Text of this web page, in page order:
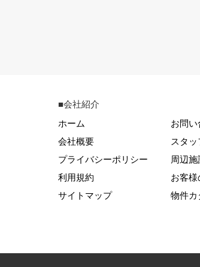
■会社紹介
ホーム
会社概要
プライバシーポリシー
利用規約
サイトマップ
お問
スタッ
周辺
お客様
物件カ